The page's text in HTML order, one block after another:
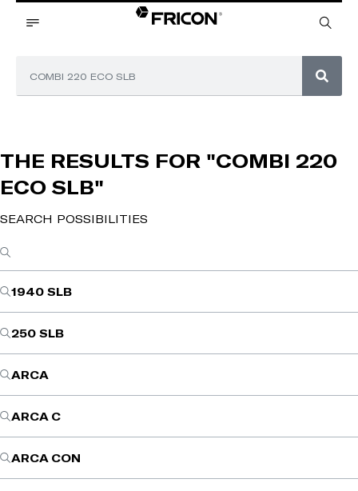
THE RESULTS FOR "COMBI 220
ECO SLB"
SEARCH POSSIBILITIES
1940 SLB
250 SLB
ARCA
ARCA C
ARCA CON